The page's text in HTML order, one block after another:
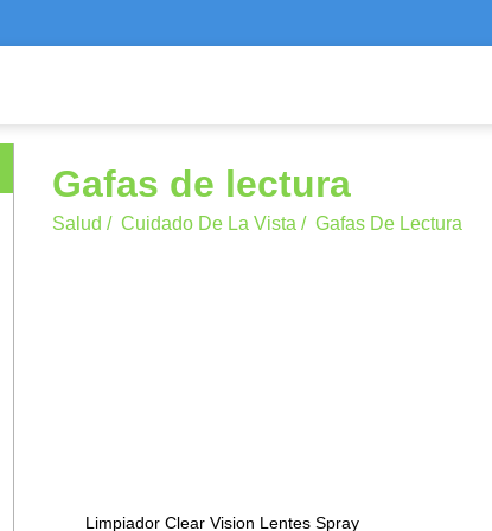
Gafas de lectura
Salud / Cuidado De La Vista / Gafas De Lectura
Limpiador Clear Vision Lentes Spray